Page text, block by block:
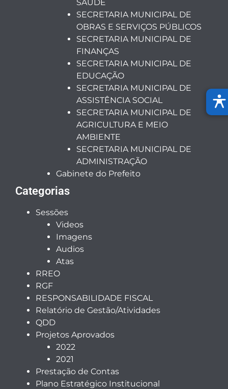
SAÚDE
SECRETARIA MUNICIPAL DE
OBRAS E SERVIÇOS PÚBLICOS
SECRETARIA MUNICIPAL DE
FINANÇAS
SECRETARIA MUNICIPAL DE
EDUCAÇÃO
SECRETARIA MUNICIPAL DE
ASSISTÊNCIA SOCIAL
SECRETARIA MUNICIPAL DE
AGRICULTURA E MEIO
AMBIENTE
SECRETARIA MUNICIPAL DE
ADMINISTRAÇÃO
Gabinete do Prefeito
Categorias
Sessões
Videos
Imagens
Audios
Atas
RREO
RGF
RESPONSABILIDADE FISCAL
Relatório de Gestão/Atividades
QDD
Projetos Aprovados
2022
2021
Prestação de Contas
Plano Estratégico Institucional